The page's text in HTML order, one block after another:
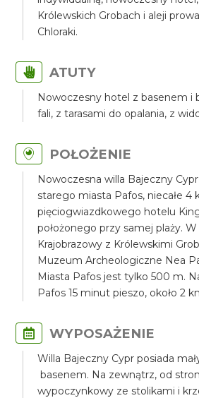
Królewskich Grobach i aleji
Chloraki.
ATUTY
Nowoczesny hotel z basenem i
fali, z tarasami do opalania, z
POŁOŻENIE
Nowoczesna willa Bajeczny
starego miasta Pafos, niecałe 4
pięciogwiazdkowego hotelu
położonego przy samej plaży.
Krajobrazowy z Królewskimi
Muzeum Archeologiczne Nea
Miasta Pafos jest tylko 500 m.
Pafos 15 minut pieszo, około 2
WYPOSAŻENIE
Willa Bajeczny Cypr posiada
basenem. Na zewnątrz, od
wypoczynkowy ze stolikami i